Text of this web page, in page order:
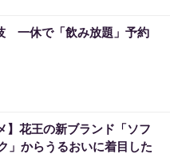
一休で「飲み放題」予約
】花王の新ブランド「ソフ
」からうるおいに着目した